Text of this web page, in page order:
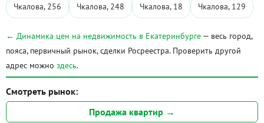
Чкалова, 256 Чкалова, 248 Чкалова, 18 Чкалова, 129
← Динамика цен на недвижимость в Екатеринбурге — весь город,
пояса, первичный рынок, сделки Росреестра. Проверить другой
адрес можно здесь.
Смотреть рынок:
Продажа квартир →